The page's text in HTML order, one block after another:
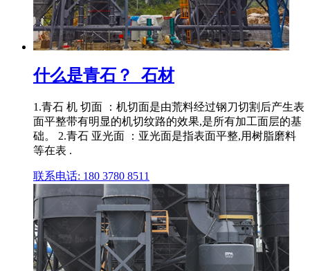
什么是青石？_石材
1.青石 机 切面 ：机切面是由荒料经过钢刀切割后产生表
面平整带有明显的机切纹路的效果,是所有加工面层的基
础。 2.青石 亚光面 ：亚光面是指表面平整,用树脂磨料
等在表 .
联系电话: 180 3780 8511